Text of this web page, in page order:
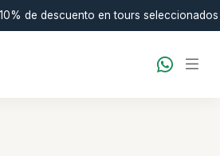
de descuento en tours seleccionados